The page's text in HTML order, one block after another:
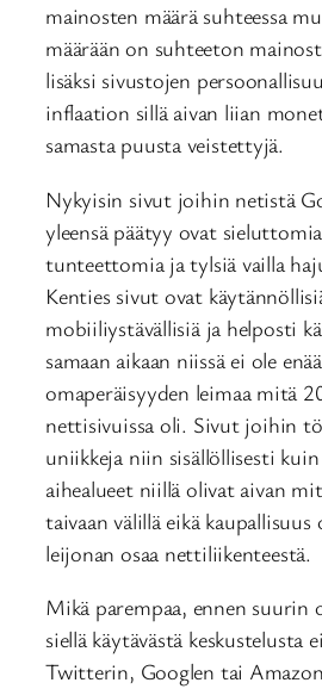
mainosten määrä suhteessa
määrään on suhteeton
lisäksi sivustojen
inflaation sillä aivan liian
samasta puusta veistettyjä.
Nykyisin sivut joihin netistä
yleensä päätyy ovat
tunteettomia ja tylsiä vailla
Kenties sivut ovat
mobiiliystävällisiä ja helposti
samaan aikaan niissä ei ole
omaperäisyyden leimaa mitä
nettisivuissa oli. Sivut joihin
uniikkeja niin sisällöllisesti
aihealueet niillä olivat aivan
taivaan välillä eikä
leijonan osaa nettiliikenteestä.
Mikä parempaa, ennen suurin
siellä käytävästä keskustelusta
Twitterin, Googlen tai